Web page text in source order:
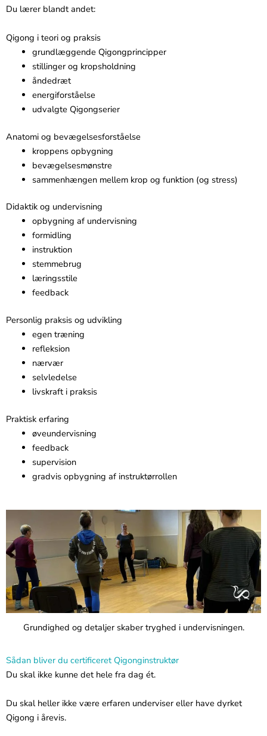
Du lærer blandt andet:
Qigong i teori og praksis
grundlæggende Qigongprincipper
stillinger og kropsholdning
åndedræt
energiforståelse
udvalgte Qigongserier
Anatomi og bevægelsesforståelse
kroppens opbygning
bevægelsesmønstre
sammenhængen mellem krop og funktion (og stress)
Didaktik og undervisning
opbygning af undervisning
formidling
instruktion
stemmebrug
læringsstile
feedback
Personlig praksis og udvikling
egen træning
refleksion
nærvær
selvledelse
livskraft i praksis
Praktisk erfaring
øveundervisning
feedback
supervision
gradvis opbygning af instruktørrollen
Grundighed og detaljer skaber tryghed i undervisningen.
Sådan bliver du certificeret Qigonginstruktør
Du skal ikke kunne det hele fra dag ét.
Du skal heller ikke være erfaren underviser eller have dyrket
Qigong i årevis.